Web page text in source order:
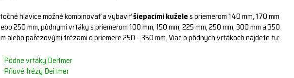
hlavice možné kombinovať a vybaviťšiepacími kuželes priemerom 140 mm, 170 mm
250 mm, pôdnymi vrtáky s priemerom 100 mm, 150 mm, 225 mm, 250 mm, 300 mm a 350
alebo pařezovými frézami o priemere 250 – 350 mm. Viac o pôdnych vrtákoch nájdete tu:
Pôdne vrtáky Deitmer
Pňové frézy Deitmer